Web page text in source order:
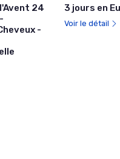
24
-
3 jours en
Voir le détail